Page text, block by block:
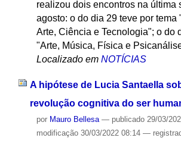
realizou dois encontros na última
agosto: o do dia 29 teve por tema
Arte, Ciência e Tecnologia"; o do
"Arte, Música, Física e
Localizado em NOTÍCIAS
A hipótese de Lucia Santaella
revolução cognitiva do ser
por Mauro Bellesa — publicado29/03/
modificação30/03/2022 08:14 —